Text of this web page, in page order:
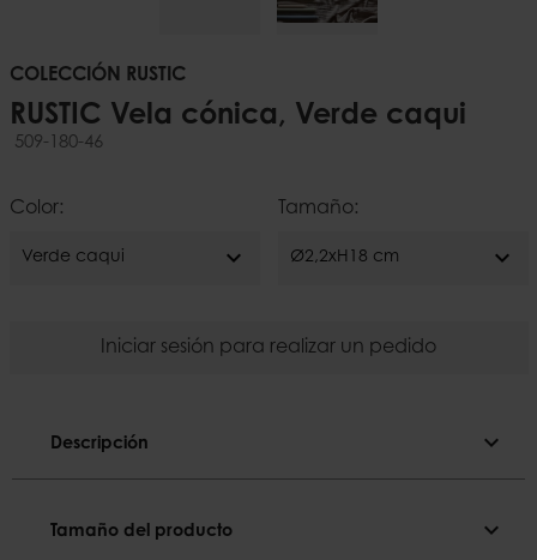
COLECCIÓN RUSTIC
RUSTIC Vela cónica, Verde caqui
509-180-46
Color:
Verde caqui expand_more
Tamaño:
Ø2,2xH18 cm expand_more
Iniciar sesión para realizar un pedido
Descripción expand_more
Color sólido.
Tamaño del producto expand_more